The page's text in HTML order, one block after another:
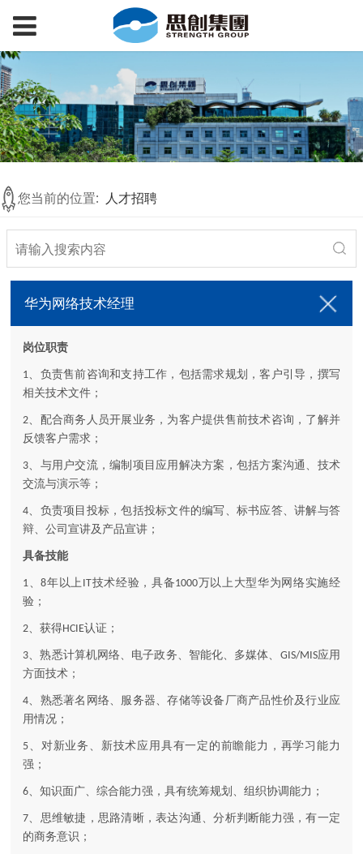
您当前的位置: 人才招聘
华为网络技术经理
岗位职责
1、负责售前咨询和支持工作，包括需求规划，客户引导，撰写
相关技术文件；
2、配合商务人员开展业务，为客户提供售前技术咨询，了解并
反馈客户需求；
3、与用户交流，编制项目应用解决方案，包括方案沟通、技术
交流与演示等；
4、负责项目投标，包括投标文件的编写、标书应答、讲解与答
辩、公司宣讲及产品宣讲；
具备技能
1、8年以上 IT技术经验，具备1000万以上大型华为网络实施经
验；
2、获得HCIE认证；
3、熟悉计算机网络、电子政务、智能化、多媒体、 GIS/MIS应用
方面技术；
4、熟悉著名网络、服务器、存储等设备厂商产品性价及行业应
用情况；
5、对新业务、新技术应用具有一定的前瞻能力，再学习能力
强；
6、知识面广、综合能力强，具有统筹规划、组织协调能力；
7、思维敏捷，思路清晰，表达沟通、分析判断能力强，有一定
的商务意识；